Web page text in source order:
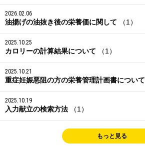
2026.02.06
油揚げの油抜き後の栄養価に関して （1）
2025.10.25
カロリーの計算結果について （1）
2025.10.21
重症妊娠悪阻の方の栄養管理計画書について
2025.10.19
入力献立の検索方法 （1）
もっと見る